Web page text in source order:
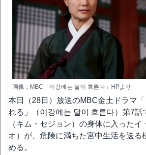
画像：MBC「이강에는 달이 흐른다」HPより
本日（28日）放送のMBC金土ドラマ
れる」（이강에는 달이 흐른다）第7話
（キム・セジョン）の身体に入ったイ
オ）が、危険に満ちた宮中生活を送る
める。